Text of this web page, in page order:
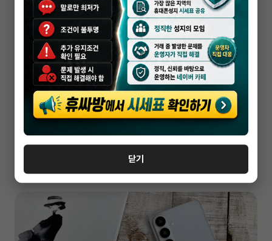
휴대폰성지
군산 휴대폰 성지 초보자가 할부원금부터
봐야 하는 이유
닫기